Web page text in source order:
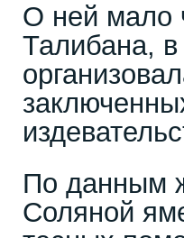
О ней мало
Талибана, в
По данным
Соляной